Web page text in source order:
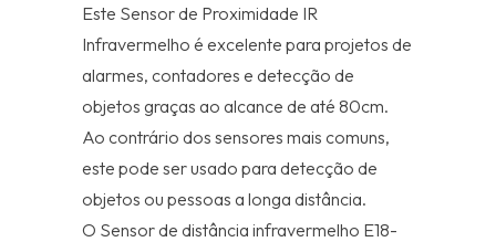
Este Sensor de Proximidade IR
Infravermelho é excelente para projetos de
alarmes, contadores e detecção de
objetos graças ao alcance de até 80cm.
Ao contrário dos sensores mais comuns,
este pode ser usado para detecção de
objetos ou pessoas a longa distância.
O Sensor de distância infravermelho E18-